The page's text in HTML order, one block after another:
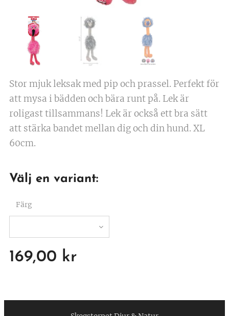
Stor mjuk leksak med pip och prassel. Perfekt för
att mysa i bädden och bära runt på. Lek är
roligast tillsammans! Lek är också ett bra sätt
att stärka bandet mellan dig och din hund. XL
60cm.
Välj en variant:
Färg
169,00 kr